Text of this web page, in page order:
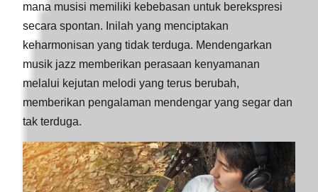
mana musisi memiliki kebebasan untuk berekspresi
secara spontan. Inilah yang menciptakan
keharmonisan yang tidak terduga. Mendengarkan
musik jazz memberikan perasaan kenyamanan
melalui kejutan melodi yang terus berubah,
memberikan pengalaman mendengar yang segar dan
tak terduga.